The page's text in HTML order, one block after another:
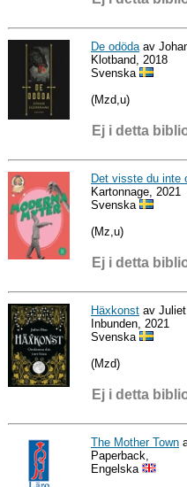
De odöda av
Klotband, 2018
Svenska
(Mzd,u)
Ej i detta
Det visste du inte
Kartonnage, 2021
Svenska
(Mz,u)
Ej i detta
Häxkonst av
Inbunden, 2021
Svenska
(Mzd)
Ej i detta
The Mother Town
Paperback,
Engelska